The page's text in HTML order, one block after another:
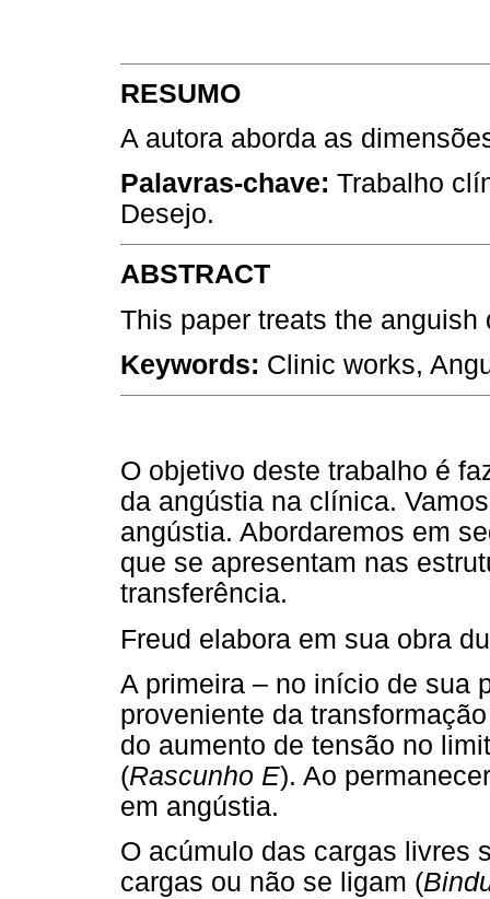
RESUMO
A autora aborda as
Palavras-chave: Trabalho
Desejo.
ABSTRACT
This paper treats the anguish
Keywords: Clinic works,
O objetivo deste trabalho é
da angústia na clínica.
angústia. Abordaremos em
que se apresentam nas
transferência.
Freud elabora em sua obra
A primeira – no início de sua
proveniente da
do aumento de tensão no
(Rascunho E). Ao
em angústia.
O acúmulo das cargas livres
cargas ou não se ligam (